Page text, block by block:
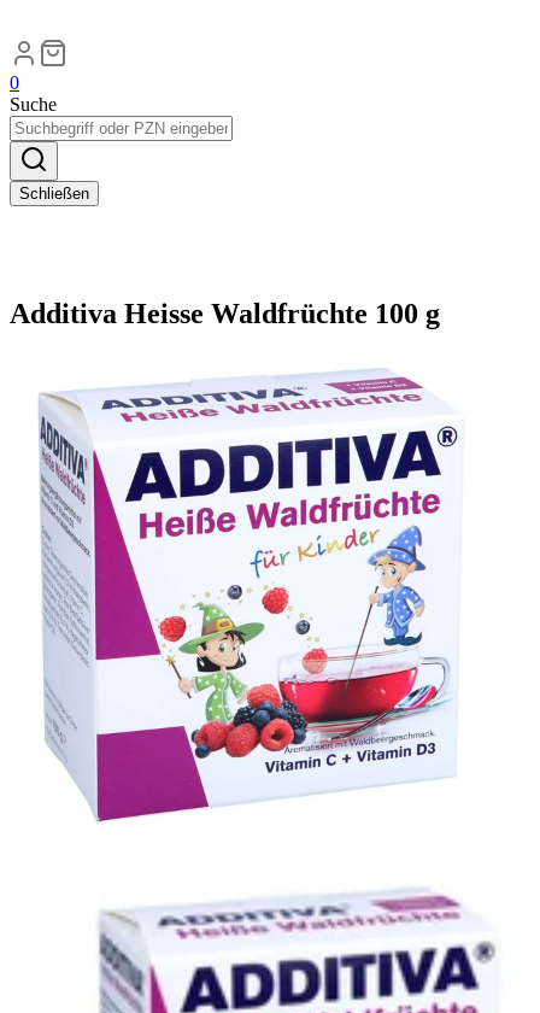
0
Suche
Schließen
Additiva Heisse Waldfrüchte 100 g